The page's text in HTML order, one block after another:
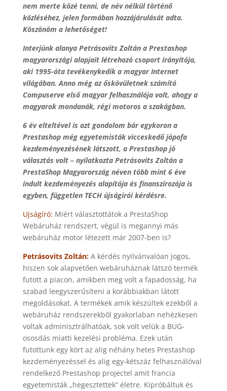
nem merte közé tenni, de név nélkül történő
közléséhez, jelen formában hozzájárulását adta.
Köszönöm a lehetőséget!
Interjúnk alanya Petrásovits Zoltán a Prestashop
magyarországi alapjait létrehozó csoport irányítója,
aki 1995-óta tevékenykedik a magyar Internet
világában. Anno még az őskövületnek számító
Compuserve első magyar felhasználója volt, ahogy a
magyarok mondanák, régi motoros a szakágban.
6 év elteltével is azt gondolom bár egykoron a
Prestashop még egyetemisták vicceskedő jópofa
kezdeményezésének látszott, a Prestashop jó
választás volt – nyilatkozta Petrásovits Zoltán a
PrestaShop Magyarország néven több mint 6 éve
indult kezdeményezés alapítója és finanszírozója is
egyben, független TECH újságírói kérdésre.
Ujságíró: Miért választottátok a PrestaShop
Webáruház rendszert, végül is megannyi más
webáruház motor létezett már 2007-ben is?
Petrásovits Zoltán:A kérdés nyilvánvalóan jogos,
hiszen sok alapvetően webáruháznak látszó termék
futott a piacon, amikben meg volt a fapadosság, ha
szabad leegyszerűsíteni a korábbiakban látott
megoldásokat. A termékek amik készültek ezekből a
webáruház rendszerekből gyakorlaban nehézkesen
voltak adminisztrálhatóak, sok volt velük a BUG-
ososdás miatti kezelési probléma. Ezek után
futottunk egy kört az alig néhány hetes Prestashop
kezdeményezéssel és alig egy-kétszáz felhasználóval
rendelkező Prestashop projectel amit francia
egyetemisták „hegesztettek” életre. Kipróbáltuk és